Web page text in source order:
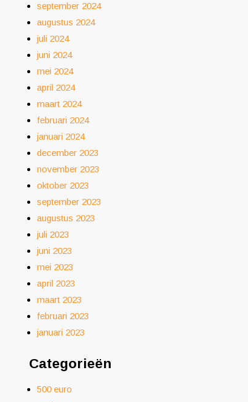
september 2024
augustus 2024
juli 2024
juni 2024
mei 2024
april 2024
maart 2024
februari 2024
januari 2024
december 2023
november 2023
oktober 2023
september 2023
augustus 2023
juli 2023
juni 2023
mei 2023
april 2023
maart 2023
februari 2023
januari 2023
Categorieën
500 euro